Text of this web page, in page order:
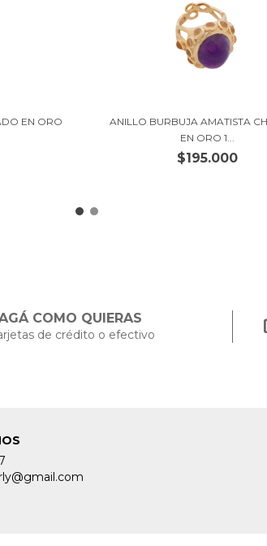
EN ORO
ANILLO BURBUJA AMATISTA
EN ORO 1...
$195.000
COMO QUIERAS
de crédito o efectivo